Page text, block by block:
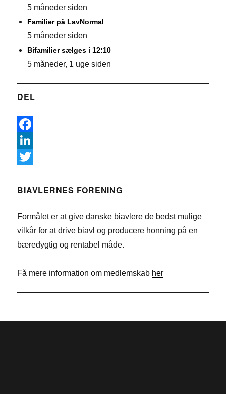
5 måneder siden
Familier på LavNormal
5 måneder siden
Bifamilier sælges i 12:10
5 måneder, 1 uge siden
DEL
F
a
e
o
L
n
e
n
w
t
r
BIAVLERNES FORENING
Formålet er at give danske biavlere de bedst mulige
vilkår for at drive biavl og producere honning på en
bæredygtig og rentabel måde.
Få mere information om medlemskab her